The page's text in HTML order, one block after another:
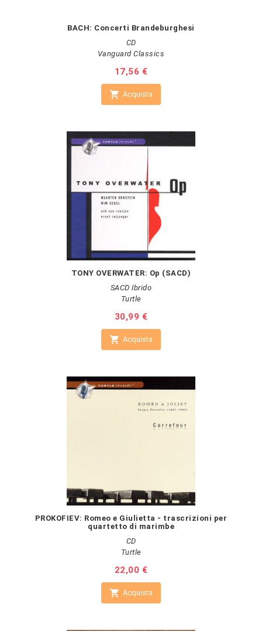
BACH: Concerti Brandeburghesi
CD
Vanguard Classics
Prezzo
17,56 €
 Acquista
TONY OVERWATER: Op (SACD)
SACD Ibrido
Turtle
Prezzo
30,99 €
 Acquista
PROKOFIEV: Romeo e Giulietta - trascrizioni per
quartetto di marimbe
CD
Turtle
Prezzo
22,00 €
 Acquista